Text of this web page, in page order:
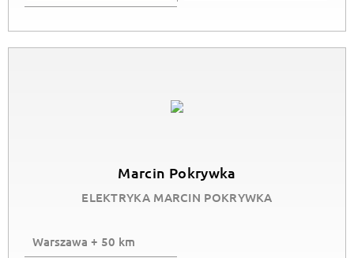
Marcin Pokrywka
ELEKTRYKA MARCIN POKRYWKA
Warszawa + 50 km